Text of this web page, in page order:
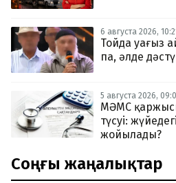
6 августа 2026,
Тойда уағыз
па, әлде
5 августа 2026,
МӘМС
түсуі:
жойылады?
Соңғы жаңалықтар